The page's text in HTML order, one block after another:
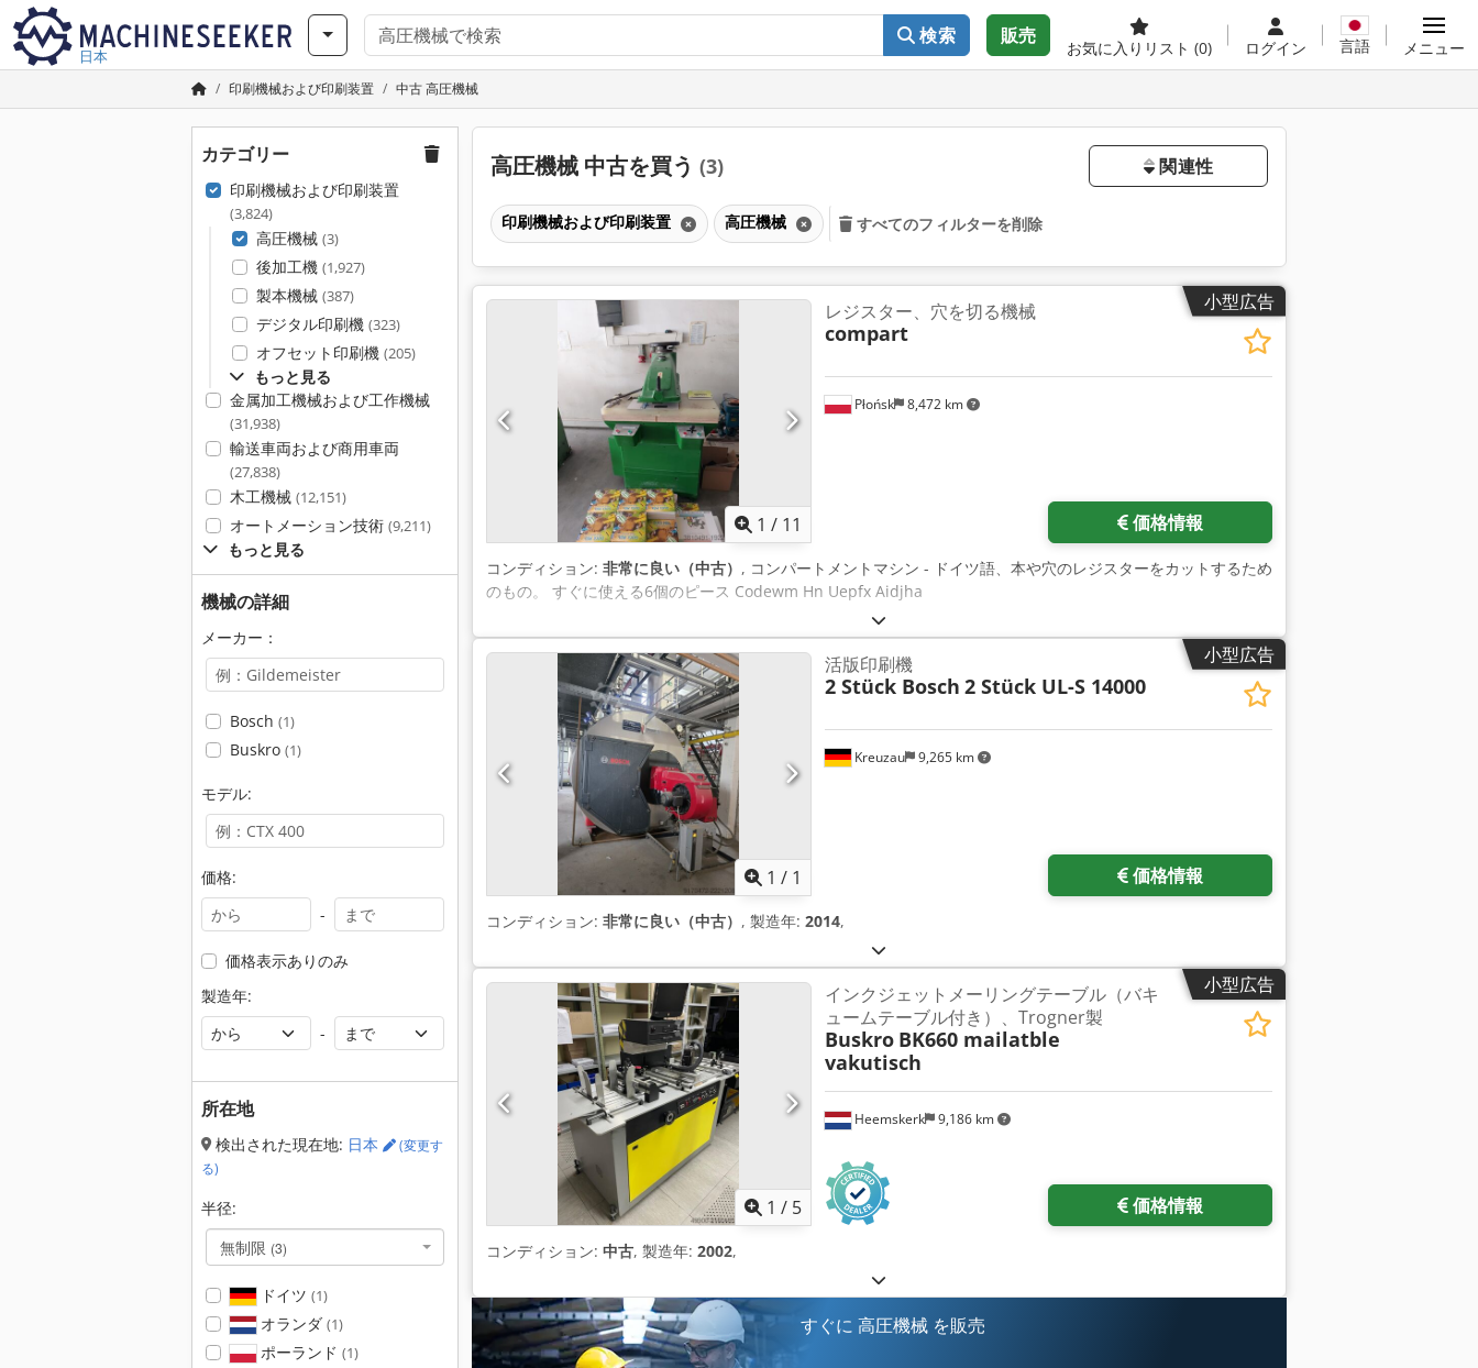
日本
検索 販売
お気に入りリスト (0) ログイン 言語 メニュー
印刷機械および印刷装置 中古 高圧機械
カテゴリー
印刷機械および印刷装置
(3,824)
高圧機械 (3)
後加工機 (1,927)
製本機械 (387)
デジタル印刷機 (323)
オフセット印刷機 (205)
もっと見る
金属加工機械および工作機械
(31,938)
輸送車両および商用車両
(27,838)
木工機械 (12,151)
オートメーション技術 (9,211)
もっと見る
機械の詳細
メーカー：
Bosch (1)
Buskro (1)
モデル:
価格:
-
価格表示ありのみ
製造年:
-
所在地
検出された現在地: 日本
(変更す
る)
半径:
無制限 (3)
ドイツ (1)
オランダ (1)
ポーランド (1)
高圧機械 中古を買う (3) 関連性
印刷機械および印刷装置 高圧機械 すべてのフィルターを削除
小型広告
1 / 11
Płońsk 8,472 km
レジスター、穴を切る機械
compart
価格情報
コンディション: 非常に良い（中古） , コンパートメントマシン - ドイツ語、本や穴のレジスターをカットするため
のもの。 すぐに使える6個のピース Codewm Hn Uepfx Aidjha
小型広告
1 / 1
Kreuzau 9,265 km
活版印刷機
2 Stück Bosch 2 Stück UL-S 14000
価格情報
コンディション: 非常に良い（中古） , 製造年: 2014,
小型広告
1 / 5
Heemskerk 9,186 km
インクジェットメーリングテーブル（バキ
ュームテーブル付き）、Trogner製
Buskro BK660 mailatble
vakutisch
価格情報
コンディション: 中古, 製造年: 2002,
すぐに 高圧機械 を販売